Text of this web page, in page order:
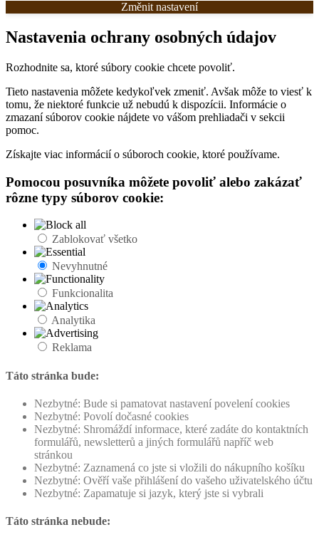
Změnit nastavení
Nastavenia ochrany osobných údajov
Rozhodnite sa, ktoré súbory cookie chcete povoliť.
Tieto nastavenia môžete kedykoľvek zmeniť. Avšak môže to viesť k
tomu, že niektoré funkcie už nebudú k dispozícii. Informácie o
zmazaní súborov cookie nájdete vo vášom prehliadači v sekcii
pomoc.
Získajte viac informácií o súboroch cookie, ktoré používame.
Pomocou posuvníka môžete povoliť alebo zakázať
rôzne typy súborov cookie:
Zablokovať všetko
Nevyhnutné
Funkcionalita
Analytika
Reklama
Táto stránka bude:
Nezbytné: Bude si pamatovat nastavení povelení cookies
Nezbytné: Povolí dočasné cookies
Nezbytné: Shromáždí informace, které zadáte do kontaktních
formulářů, newsletterů a jiných formulářů napříč web
stránkou
Nezbytné: Zaznamená co jste si vložili do nákupního košíku
Nezbytné: Ověří vaše přihlášení do vašeho uživatelského účtu
Nezbytné: Zapamatuje si jazyk, který jste si vybrali
Táto stránka nebude: